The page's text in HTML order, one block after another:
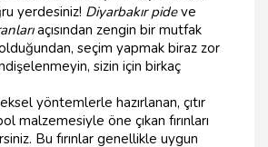
yerdesiniz! Diyarbakır pideve
açısından zengin bir mutfak
seçim yapmak biraz zor
sizin için birkaç
yöntemlerle hazırlanan, çıtır
malzemesiyle öne çıkan fırınları
Bu fırınlar genellikle uygun